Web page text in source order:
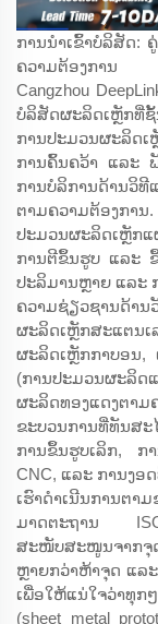
ການນຳເຂົ້າບໍລິສັດ:
ຄວາມຕ້ອງການ
Cangzhou
ບໍລິສັດຜະລິດເຫຼັກທີ່
ການປະມວນຜະລິດ
ການຄົ້ນຄວ້າ ແລະ
ການບໍລິການດ້ານວິ
ຕາມຄວາມຕ້ອງກ
ປະມວນຜະລິດເຫຼັກແ
ການຕີຂຶ້ນຮູບ ແລະ
ປະລິມານຫຼາຍ ແລະ
ຄວາມຊ່ຽວຊານດ້
ຜະລິດເຫຼັກສະແຕນເ
ຜະລິດເຫຼັກກາບອນ,
(ການປະມວນຜະລິ
ຜະລິດທອງແດງຕາມ
ຂະບວນການທີ່ທັນສະ
ການຂຶ້ນຮູບເລິກ, ກ
CNC, ແລະ ການງອ
ເຮົາດຳເນີນການຕາ
ມາດຕະຖານ
ສະໜັບສະໜູນຈາກຈຸ
ຫຼາຍກວ່າຫ້າຈຸດ ແລ
ເພື່ອໃຫ້ແນ່ໃຈວ່າທຸ
(sheet metal